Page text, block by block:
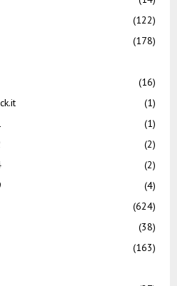
(122)
(178)
(16)
(1)
(1)
(2)
(2)
(4)
(624)
(38)
(163)